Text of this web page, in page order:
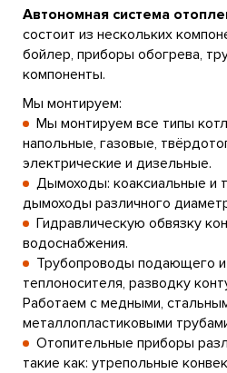
Автономная система
состоит из нескольких
бойлер, приборы обогрева,
компоненты.
Мы монтируем:
Мы монтируем все типы
напольные, газовые,
электрические и дизельные.
Дымоходы: коаксиальные и
дымоходы различного
Гидравлическую обвязку
водоснабжения.
Трубопроводы подающего
теплоносителя, разводку
Работаем с медными,
металлопластиковыми
Отопительные приборы
такие как: утрепольные